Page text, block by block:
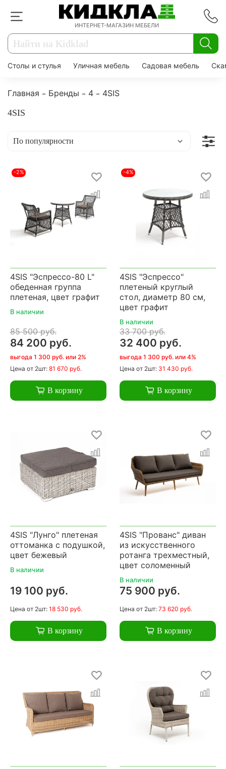
ИНТЕРНЕТ-МАГАЗИН МЕБЕЛИ
Столы и стулья Уличная мебель Садовая мебель
Главная Бренды 4
4SIS
4SIS
-2%
4SIS "Эспрессо-80 L"
обеденная группа
плетеная, цвет графит
В наличии
85 500 руб.
84 200 руб.
выгода 1 300 руб. или 2%
Цена от 2шт: 81 670 руб.
В корзину
-4%
4SIS "Эспрессо"
плетеный круглый
стол, диаметр 80 см,
цвет графит
В наличии
33 700 руб.
32 400 руб.
выгода 1 300 руб. или 4%
Цена от 2шт: 31 430 руб.
В корзину
4SIS "Лунго" плетеная
оттоманка с подушкой,
цвет бежевый
В наличии
19 100 руб.
Цена от 2шт: 18 530 руб.
В корзину
4SIS "Прованс" диван
из искусственного
ротанга трехместный,
цвет соломенный
В наличии
75 900 руб.
Цена от 2шт: 73 620 руб.
В корзину